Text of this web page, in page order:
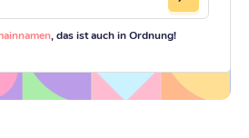
, das ist auch in Ordnung!